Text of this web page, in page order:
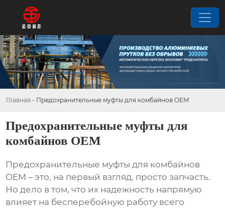
Главная - Предохранительные муфты для комбайнов OEM
Предохранительные муфты для
комбайнов OEM
Предохранительные муфты для комбайнов
OEM – это, на первый взгляд, просто запчасть.
Но дело в том, что их надежность напрямую
влияет на бесперебойную работу всего